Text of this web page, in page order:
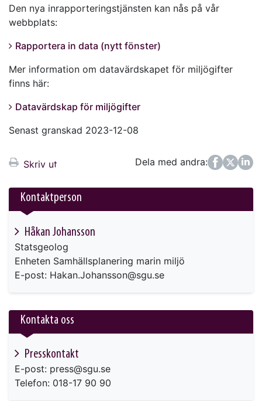
Den nya inrapporteringstjänsten kan nås på vår
webbplats:
Rapportera in data (nytt fönster)
Mer information om datavärdskapet för miljögifter
finns här:
Datavärdskap för miljögifter
Senast granskad 2023-12-08
Skriv ut Dela med andra:
FacebookTwitter
LinkedIn
Kontaktperson
Håkan Johansson
Statsgeolog
Enheten Samhällsplanering marin miljö
E-post: Hakan.Johansson@sgu.se
Kontakta oss
Presskontakt
E-post: press@sgu.se
Telefon: 018-17 90 90